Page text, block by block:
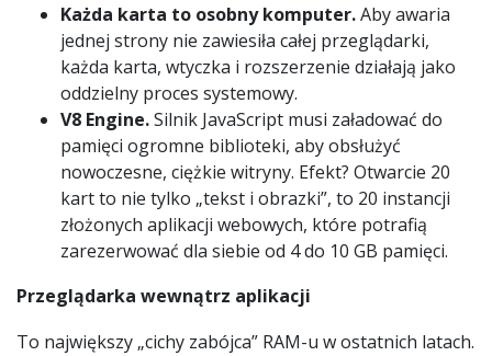
Każda karta to osobny komputer.Aby awaria
jednej strony nie zawiesiła całej przeglądarki,
każda karta, wtyczka i rozszerzenie działają jako
oddzielny proces systemowy.
V8 Engine.Silnik JavaScript musi załadować do
pamięci ogromne biblioteki, aby obsłużyć
nowoczesne, ciężkie witryny. Efekt? Otwarcie 20
kart to nie tylko „tekst i obrazki”, to 20 instancji
złożonych aplikacji webowych, które potrafią
zarezerwować dla siebie od 4 do 10 GB pamięci.
Przeglądarka wewnątrz aplikacji
To największy „cichy zabójca” RAM-u w ostatnich latach.